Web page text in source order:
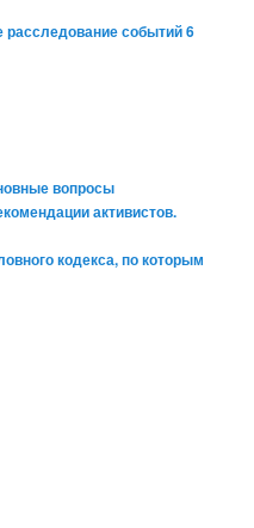
расследование событий 6
вопросы
активистов.
кодекса, по которым